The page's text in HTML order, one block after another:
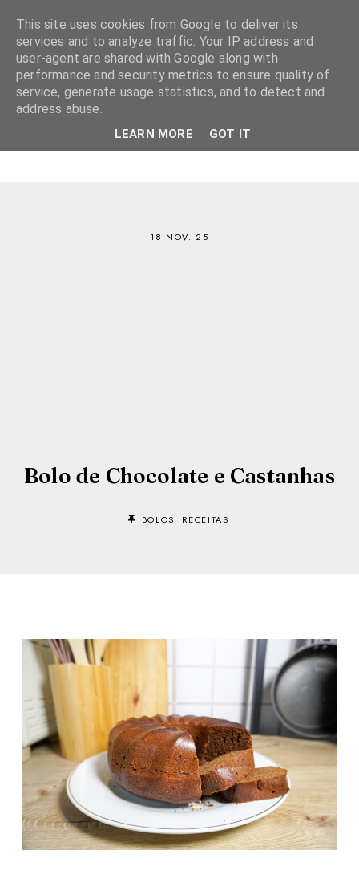
18 NOV. 25
Bolo de Chocolate e Castanhas
BOLOS RECEITAS
This site uses cookies from Google to deliver its
services and to analyze traffic. Your IP address and
user-agent are shared with Google along with
performance and security metrics to ensure quality of
service, generate usage statistics, and to detect and
address abuse.
LEARN MORE GOT IT